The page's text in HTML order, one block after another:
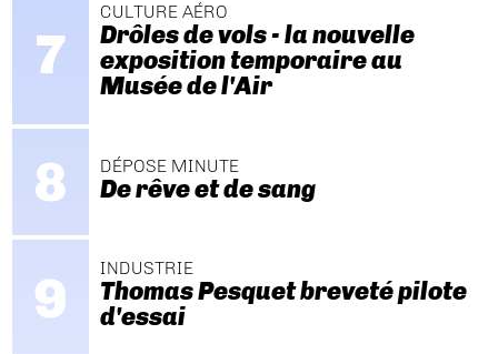
CULTURE AÉRO
Drôles de vols - la nouvelle
exposition temporaire au
Musée de l'Air
DÉPOSE MINUTE
De rêve et de sang
INDUSTRIE
Thomas Pesquet breveté pilote
d'essai